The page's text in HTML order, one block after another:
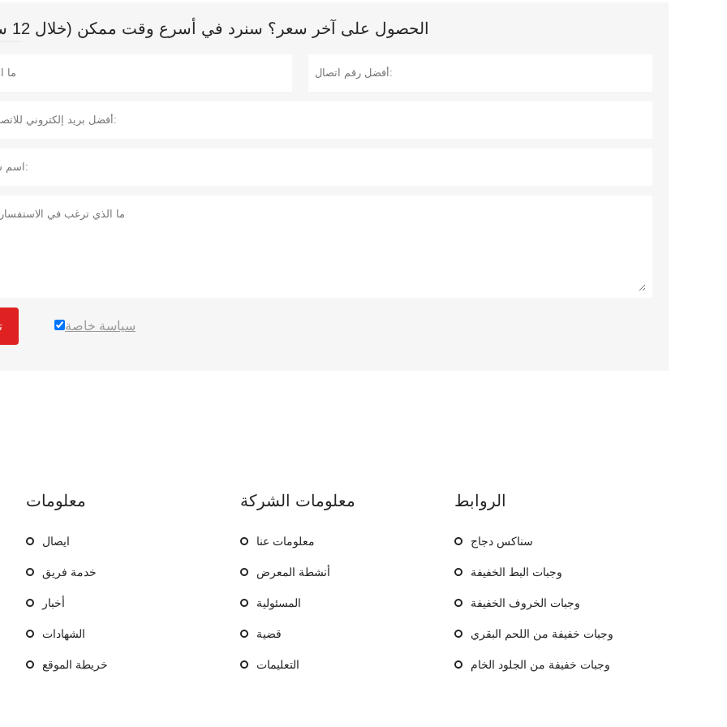
الحصول على آخر سعر؟ سنرد في أسرع وقت ممكن (خلال 12 ساعة)
سياسة خاصة
معلومات
ايصال
خدمة فريق
أخبار
الشهادات
خريطة الموقع
معلومات الشركة
معلومات عنا
أنشطة المعرض
المسئولية
قضية
التعليمات
الروابط
سناكس دجاج
وجبات البط الخفيفة
وجبات الخروف الخفيفة
وجبات خفيفة من اللحم البقري
وجبات خفيفة من الجلود الخام